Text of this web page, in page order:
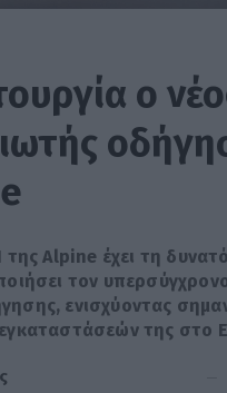
ο
Alpine έχει τη
τον
ενισχύοντας
της στο